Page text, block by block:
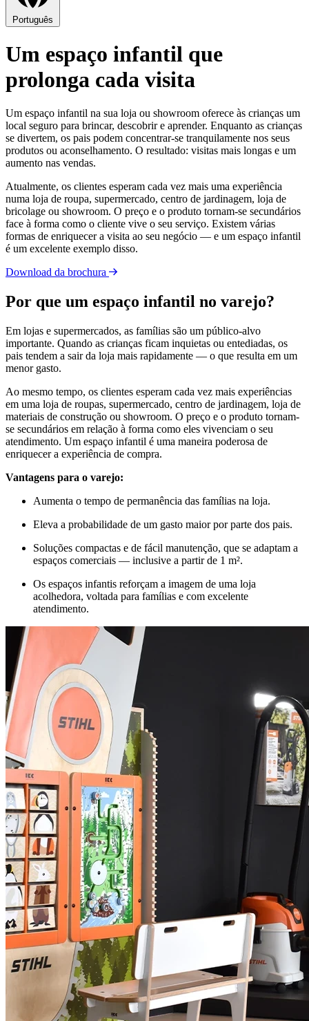
Português
Um espaço infantil que
prolonga cada visita
Um espaço infantil na sua loja ou showroom oferece às crianças um
local seguro para brincar, descobrir e aprender. Enquanto as crianças
se divertem, os pais podem concentrar-se tranquilamente nos seus
produtos ou aconselhamento. O resultado: visitas mais longas e um
aumento nas vendas.
Atualmente, os clientes esperam cada vez mais uma experiência
numa loja de roupa, supermercado, centro de jardinagem, loja de
bricolage ou showroom. O preço e o produto tornam-se secundários
face à forma como o cliente vive o seu serviço. Existem várias
formas de enriquecer a visita ao seu negócio — e um espaço infantil
é um excelente exemplo disso.
Download da brochura
Por que um espaço infantil no varejo?
Em lojas e supermercados, as famílias são um público-alvo
importante. Quando as crianças ficam inquietas ou entediadas, os
pais tendem a sair da loja mais rapidamente — o que resulta em um
menor gasto.
Ao mesmo tempo, os clientes esperam cada vez mais experiências
em uma loja de roupas, supermercado, centro de jardinagem, loja de
materiais de construção ou showroom. O preço e o produto tornam-
se secundários em relação à forma como eles vivenciam o seu
atendimento. Um espaço infantil é uma maneira poderosa de
enriquecer a experiência de compra.
Vantagens para o varejo:
Aumenta o tempo de permanência das famílias na loja.
Eleva a probabilidade de um gasto maior por parte dos pais.
Soluções compactas e de fácil manutenção, que se adaptam a
espaços comerciais — inclusive a partir de 1 m².
Os espaços infantis reforçam a imagem de uma loja
acolhedora, voltada para famílias e com excelente
atendimento.